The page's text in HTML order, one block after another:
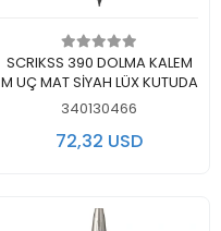
Add to cart
SCRIKSS 390 DOLMA KALEM
M UÇ MAT SİYAH LÜX KUTUDA
340130466
72,32 USD